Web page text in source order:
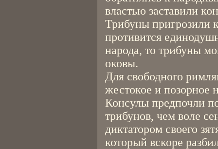
властью заставили
Трибуны пригрозили
противится
народа, то трибуны
оковы.
Для свободного
жестокое и позорное
Консулы предпочли
трибунов, чем воле
диктатором своего
который вскоре